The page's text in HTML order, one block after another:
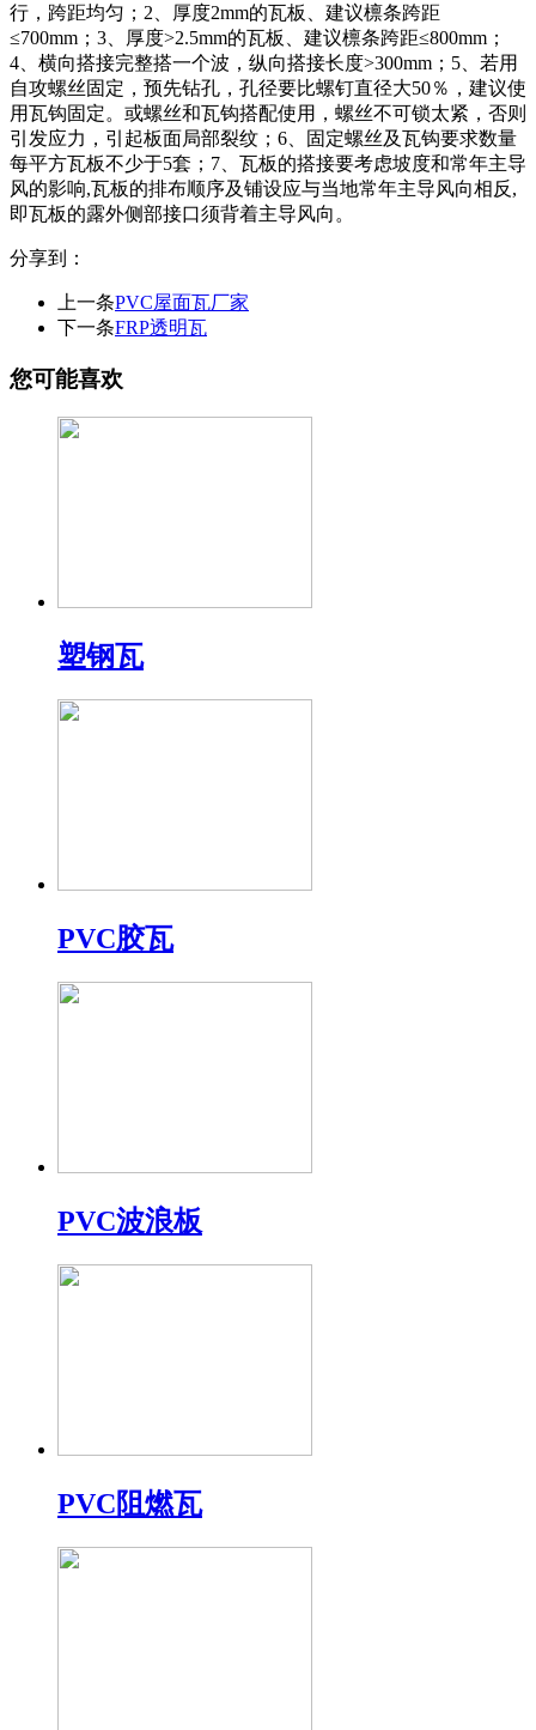
行，跨距均匀；2、厚度2mm的瓦板、建议檩条跨距
≤700mm；3、厚度>2.5mm的瓦板、建议檩条跨距≤800mm；
4、横向搭接完整搭一个波，纵向搭接长度>300mm；5、若用
自攻螺丝固定，预先钻孔，孔径要比螺钉直径大50％，建议使
用瓦钩固定。或螺丝和瓦钩搭配使用，螺丝不可锁太紧，否则
引发应力，引起板面局部裂纹；6、固定螺丝及瓦钩要求数量
每平方瓦板不少于5套；7、瓦板的搭接要考虑坡度和常年主导
风的影响,瓦板的排布顺序及铺设应与当地常年主导风向相反,
即瓦板的露外侧部接口须背着主导风向。
分享到：
上一条PVC屋面瓦厂家
下一条FRP透明瓦
您可能喜欢
塑钢瓦
PVC胶瓦
PVC波浪板
PVC阻燃瓦